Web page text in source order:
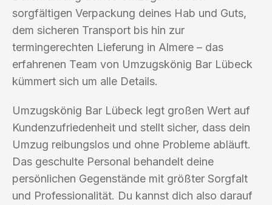
sorgfältigen Verpackung deines Hab und Guts,
dem sicheren Transport bis hin zur
termingerechten Lieferung in Almere – das
erfahrenen Team von Umzugskönig Bar Lübeck
kümmert sich um alle Details.
Umzugskönig Bar Lübeck legt großen Wert auf
Kundenzufriedenheit und stellt sicher, dass dein
Umzug reibungslos und ohne Probleme abläuft.
Das geschulte Personal behandelt deine
persönlichen Gegenstände mit größter Sorgfalt
und Professionalität. Du kannst dich also darauf